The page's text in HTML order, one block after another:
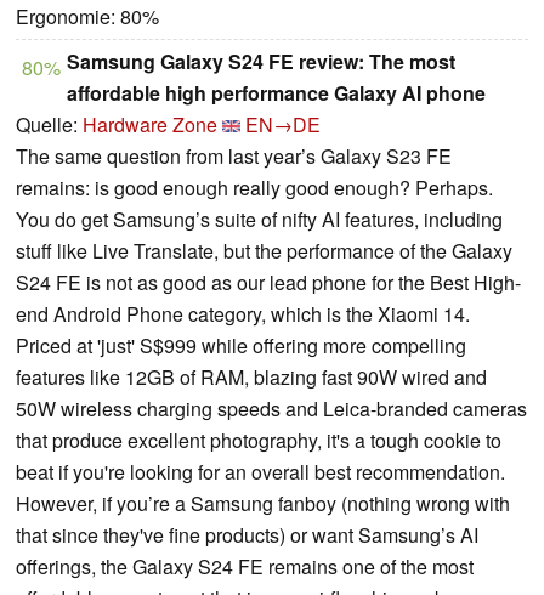
Ergonomie: 80%
80% Samsung Galaxy S24 FE review: The most
affordable high performance Galaxy AI phone
Quelle: Hardware Zone
EN→DE
The same question from last year’s Galaxy S23 FE
remains: is good enough really good enough? Perhaps.
You do get Samsung’s suite of nifty AI features, including
stuff like Live Translate, but the performance of the Galaxy
S24 FE is not as good as our lead phone for the Best High-
end Android Phone category, which is the Xiaomi 14.
Priced at 'just' S$999 while offering more compelling
features like 12GB of RAM, blazing fast 90W wired and
50W wireless charging speeds and Leica-branded cameras
that produce excellent photography, it's a tough cookie to
beat if you're looking for an overall best recommendation.
However, if you’re a Samsung fanboy (nothing wrong with
that since they've fine products) or want Samsung’s AI
offerings, the Galaxy S24 FE remains one of the most